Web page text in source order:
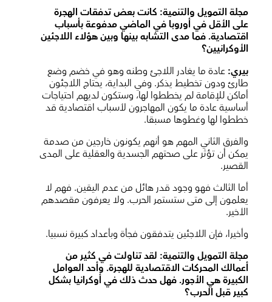
مجلة التمويل والتنمية: كانت بعض تدفقات الهجرة
على الأقل في أوروبا في الماضي مدفوعة بأسباب
اقتصادية. فما مدى التشابه بينها وبين هؤلاء اللاجئين
الأوكرانيين؟
بيري:عادة ما يغادر اللاجئ وطنه وهو في خضم وضع
طارئ ودون تخطيط يذكر. وفي البداية، يحتاج اللاجئون
أماكن للإقامة لم يخططوا لها، وستكون لديهم احتياجات
أساسية عادة ما يكون المهاجرون لأسباب اقتصادية قد
خططوا لها وغطوها مسبقا.
والفرق الثاني المهم هو أنهم يكونون خارجين من صدمة
يمكن أن تؤثر على صحتهم الجسدية والعقلية على المدى
القصير.
أما الثالث فهو وجود قدر هائل من عدم اليقين. فهم لا
يعلمون إلى متى ستستمر الحرب. ولا يعرفون مقصدهم
الأخير.
وأخيرا، فإن اللاجئين يتدفقون فجأة وبأعداد كبيرة نسبيا.
مجلة التمويل والتنمية: لقد تناولت في كثير من
أعمالك المحركات الاقتصادية للهجرة. وأحد العوامل
الكبيرة هي الأجور. فهل حدث ذلك في أوكرانيا بشكل
كبير قبل الحرب؟